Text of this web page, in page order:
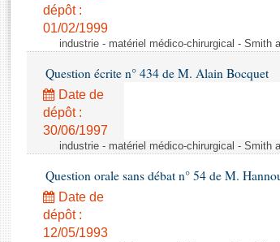
dépôt :
01/02/1999
industrie - matériel médico-chirurgical - Smith
Question écrite n° 434 de M. Alain Bocquet
Date de
dépôt :
30/06/1997
industrie - matériel médico-chirurgical - Smith
Question orale sans débat n° 54 de M.
Date de
dépôt :
12/05/1993